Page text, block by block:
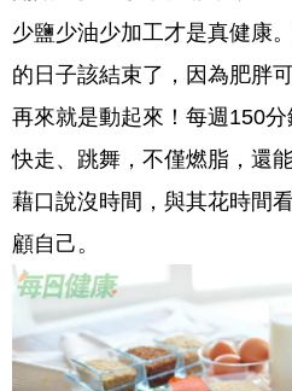
少鹽少油少加工才是真健康
的日子該結束了，因為肥胖
再來就是動起來！每週150
快走、跳舞，不僅燃脂，還
藉口說沒時間，與其花時間
顧自己。